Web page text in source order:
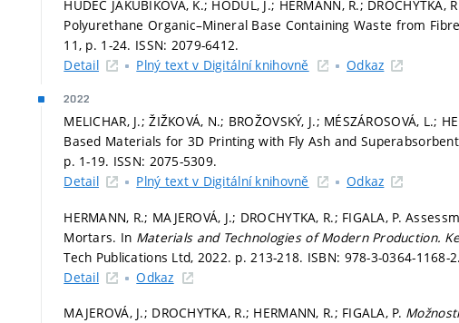
HUDEC JAKUBÍKOVÁ, K.; HODUL, J.; HERMANN, R.;
Polyurethane Organic–Mineral Base Containing Waste from
11, p. 1-24. ISSN: 2079-6412.
Detail
Plný text v Digitální knihovně Odkaz
2022
MELICHAR, J.; ŽIŽKOVÁ, N.; BROŽOVSKÝ, J.; MÉSZÁROSOVÁ,
Based Materials for 3D Printing with Fly Ash and
p. 1-19. ISSN: 2075-5309.
Detail
Plný text v Digitální knihovně Odkaz
HERMANN, R.; MAJEROVÁ, J.; DROCHYTKA, R.; FIGALA, P.
Mortars. In Materials and Technologies of Modern Production.
Tech Publications Ltd, 2022. p. 213-218. ISBN: 978-3-0364-1168-
Detail
Odkaz
MAJEROVÁ, J.; DROCHYTKA, R.; HERMANN, R.; FIGALA, P.